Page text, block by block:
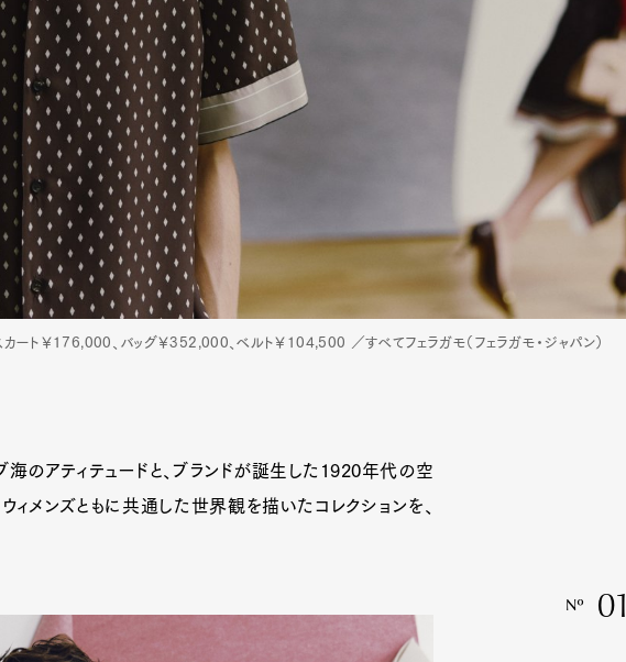
ト￥176,000、バッグ￥352,000、ベルト￥104,500 ／すべてフェラガモ（フェラガモ・ジャパン）
海のアティテュードと、ブランドが誕生した1920年代の空
ィメンズともに共通した世界観を描いたコレクションを、
Nº 01